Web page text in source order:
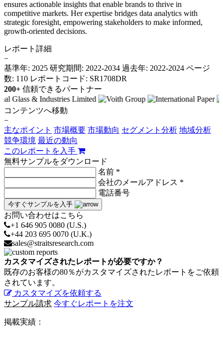
ensures actionable insights that enable brands to thrive in
competitive markets. Her expertise bridges data analytics with
strategic foresight, empowering stakeholders to make informed,
growth-oriented decisions.
レポート詳細
−
基準年: 2025 研究期間: 2022-2034 過去年: 2022-2024 ページ
数: 110 レポートコード: SR1708DR
200+ 信頼できるパートナー
コンテンツへ移動
−
主なポイント 市場概要 市場動向 セグメント分析 地域分析
競争環境 最近の動向
このレポートを入手
無料サンプルをダウンロード
名前 *
会社のメールアドレス *
電話番号
今すぐサンプルを入手
お問い合わせはこちら
+1 646 905 0080 (U.S.)
+44 203 695 0070 (U.K.)
sales@straitsresearch.com
カスタマイズされたレポートが必要ですか？
既存のお客様の80％がカスタマイズされたレポートをご依頼
されています。
カスタマイズを依頼する
サンプル請求 今すぐレポートを注文
掲載実績：